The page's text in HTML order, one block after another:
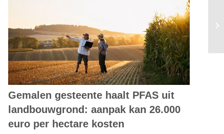
Gemalen gesteente haalt PFAS uit
landbouwgrond: aanpak kan 26.000
euro per hectare kosten